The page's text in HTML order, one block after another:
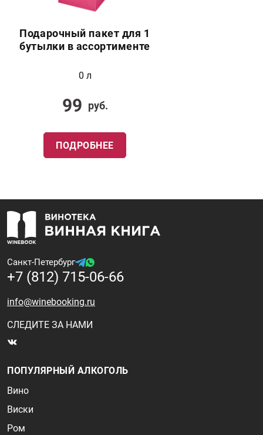
Подарочный пакет для 1
бутылки в ассортименте
0 л
99 руб.
ПОДРОБНЕЕ
Санкт-Петербург
+7 (812) 715-06-66
info@winebooking.ru
СЛЕДИТЕ ЗА НАМИ
ПОПУЛЯРНЫЙ АЛКОГОЛЬ
Вино
Виски
Ром